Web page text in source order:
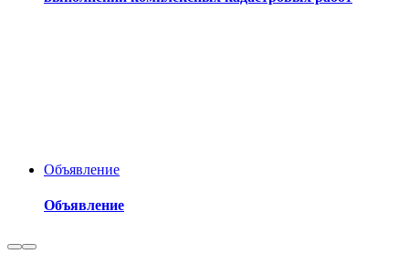
Объявление
Объявление